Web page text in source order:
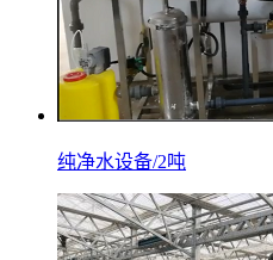
纯净水设备/2吨